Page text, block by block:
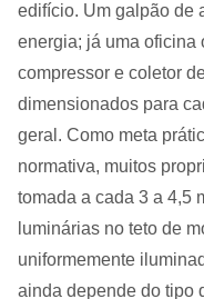
edifício. Um galpão de
energia; já uma oficina
compressor e coletor
dimensionados para
geral. Como meta
normativa, muitos
tomada a cada 3 a 4,5
luminárias no teto de
uniformemente
ainda depende do tipo